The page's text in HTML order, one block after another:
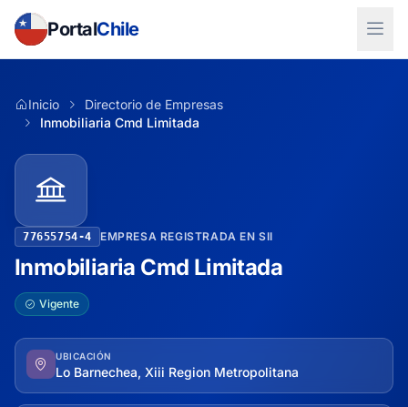
PortalChile
Inicio
Directorio de Empresas
Inmobiliaria Cmd Limitada
77655754-4 EMPRESA REGISTRADA EN SII
Inmobiliaria Cmd Limitada
Vigente
UBICACIÓN
Lo Barnechea, Xiii Region Metropolitana